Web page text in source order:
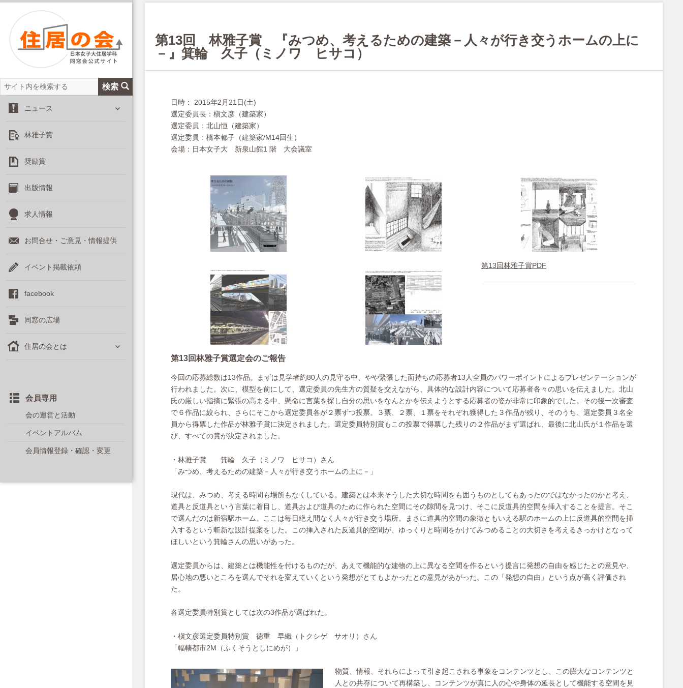
サ
イ
検索
ニュース
林雅子賞
奨励賞
出版情報
求人情報
お問合せ・ご意見・情報提供
イベント掲載依頼
facebook
同窓の広場
住居の会とは
会員専用
会の運営と活動
イベントアルバム
会員情報登録・確認・変更
第13回 林雅子賞 『みつめ、考えるための建築－人々が行き交うホームの上に
－』箕輪 久子（ミノワ ヒサコ）
日時： 2015年2月21日(土)
選定委員長：槇文彦（建築家）
選定委員：北山恒（建築家）
選定委員：橋本都子（建築家/M14回生）
会場：日本女子大 新泉山館1 階 大会議室
第13回林雅子賞PDF
第13回林雅子賞選定会のご報告
今回の応募総数は13作品。まずは見学者約80人の見守る中、やや緊張した面持ちの応募者13人全員のパワーポイントによるプレゼンテーションが
行われました。次に、模型を前にして、選定委員の先生方の質疑を交えながら、具体的な設計内容について応募者各々の思いを伝えました。北山
氏の厳しい指摘に緊張の高まる中、懸命に言葉を探し自分の思いをなんとかを伝えようとする応募者の姿が非常に印象的でした。その後一次審査
で６作品に絞られ、さらにそこから選定委員各が２票ずつ投票。３票、２票、１票をそれぞれ獲得した３作品が残り、そのうち、選定委員３名全
員から得票した作品が林雅子賞に決定されました。選定委員特別賞もこの投票で得票した残りの２作品がまず選ばれ、最後に北山氏が１作品を選
び、すべての賞が決定されました。
・林雅子賞 箕輪 久子（ミノワ ヒサコ）さん
「みつめ、考えるための建築－人々が行き交うホームの上に－」
現代は、みつめ、考える時間も場所もなくしている。建築とは本来そうした大切な時間をも囲うものとしてもあったのではなかったのかと考え、
道具と反道具という言葉に着目し、道具および道具のために作られた空間にその隙間を見つけ、そこに反道具的空間を挿入することを提言。そこ
で選んだのは新宿駅ホーム。ここは毎日絶え間なく人々が行き交う場所。まさに道具的空間の象徴ともいえる駅のホームの上に反道具的空間を挿
入するという斬新な設計提案をした。この挿入された反道具的空間が、ゆっくりと時間をかけてみつめることの大切さを考えるきっかけとなって
ほしいという箕輪さんの思いがあった。
選定委員からは、建築とは機能性を付けるものだが、あえて機能的な建物の上に異なる空間を作るという提言に発想の自由を感じたとの意見や、
居心地の悪いところを選んでそれを変えていくという発想がとてもよかったとの意見があがった。この「発想の自由」という点が高く評価され
た。
各選定委員特別賞としては次の3作品が選ばれた。
・槇文彦選定委員特別賞 徳重 早織（トクシゲ サオリ）さん
「輻輳都市2M（ふくそうとしにめが）」
物質、情報、それらによって引き起こされる事象をコンテンツとし、この膨大なコンテンツと
人との共存について再構築し、コンテンツが真に人の心や身体の延長として機能する空間を見